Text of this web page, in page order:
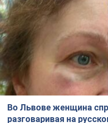
Во Львове женщина
разговаривая на